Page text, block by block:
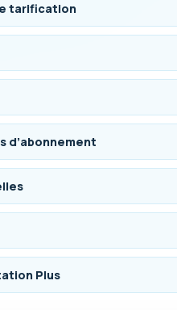
tarification
d’abonnement
Plus